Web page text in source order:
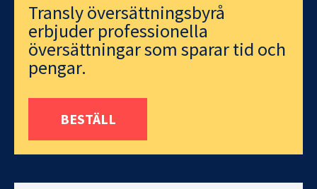
Transly översättningsbyrå
erbjuder professionella
översättningar som sparar tid och
pengar.
BESTÄLL